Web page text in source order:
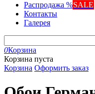
Распродажа %SALE
Контакты
Галерея
0Корзина
Корзина пуста
Корзина Оформить заказ